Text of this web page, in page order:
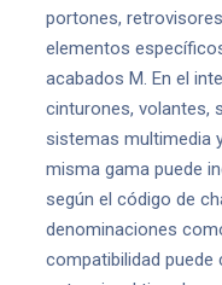
portones,
elementos
acabados M. En el
cinturones, volantes,
sistemas multimedia
misma gama puede
según el código de
denominaciones
compatibilidad